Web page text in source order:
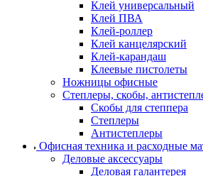
Клей универсальный
Клей ПВА
Клей-роллер
Клей канцелярский
Клей-карандаш
Клеевые пистолеты
Ножницы офисные
Степлеры, скобы,
Скобы для степпера
Степлеры
Антистеплеры
Офисная техника и расходные
Деловые аксессуары
Деловая галантерея